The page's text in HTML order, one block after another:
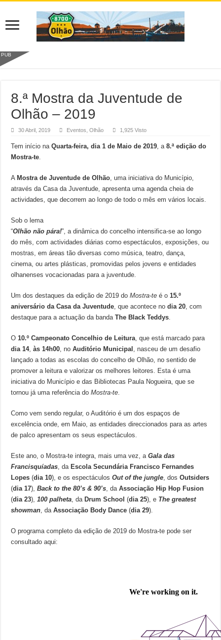
PUB
8.ª Mostra da Juventude de
Olhão – 2019
30 Abril, 2019 Eventos ,Olhão 1,925 Visto
Tem início naQuarta-feira, dia 1 de Maio de 2019, a8.ª edição do
Mostra-te.
A Mostra de Juventude de Olhão, uma iniciativa do Município,
através da Casa da Juventude, apresenta uma agenda cheia de
actividades, que decorrem ao longo de todo o mês em vários locais.
Sob o lema
“Olhão não pára!”, a dinâmica do concelho intensifica-se ao longo
do mês, com actividades diárias como espectáculos, exposições, ou
mostras, em áreas tão diversas como música, teatro, dança,
cinema, ou artes plásticas, promovidas pelos jovens e entidades
olhanenses vocacionadas para a juventude.
Um dos destaques da edição de 2019 doMostra-te é o15.º
aniversário da Casa da Juventude, que acontece nodia 20, com
destaque para a actuação da bandaThe Black Teddys.
O10.º Campeonato Concelhio de Leitura, que está marcado para
dia 14,às 14h00, noAuditório Municipal , nasceu de um desafio
lançado a todas as escolas do concelho de Olhão, no sentido de
promover a leitura e valorizar os melhores leitores. Esta é uma
iniciativa do Município e das Bibliotecas Paula Nogueira, que se
tornou já uma referência doMostra-te.
Como vem sendo regular, o Auditório é um dos espaços de
excelência onde, em Maio, as entidades direccionados para as artes
de palco apresentam os seus espectáculos.
Este ano, o Mostra-te integra, mais uma vez, aGala das
Francisquíadas, da Escola Secundária Francisco Fernandes
Lopes (dia 10), e os espectáculosOut of the jungle, dosOutsiders
(dia 17),Back to the 80’s & 90’s, daAssociação Hip Hop Fusion
(dia 23),100 palheta, da Drum School (dia 25), e The greatest
showman, daAssociação Body Dance (dia 29).
O programa completo da edição de 2019 do Mostra-te pode ser
consultado aqui: